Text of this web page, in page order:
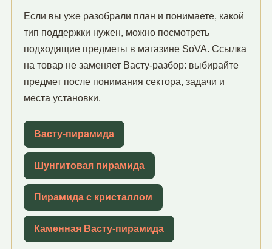
Если вы уже разобрали план и понимаете, какой
тип поддержки нужен, можно посмотреть
подходящие предметы в магазине SoVA. Ссылка
на товар не заменяет Васту-разбор: выбирайте
предмет после понимания сектора, задачи и
места установки.
Васту-пирамида
Шунгитовая пирамида
Пирамида с кристаллом
Каменная Васту-пирамида